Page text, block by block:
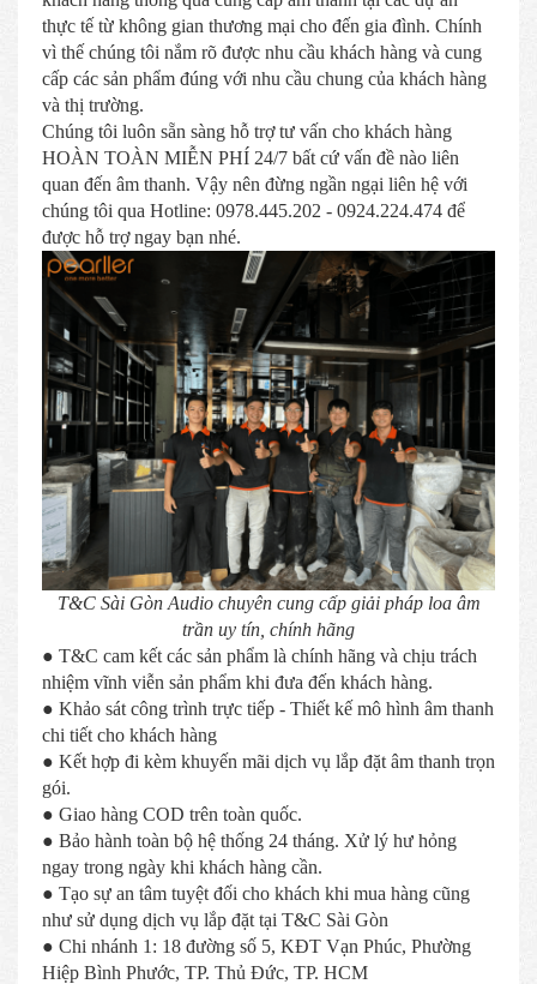
thực tế từ không gian thương mại cho đến gia đình. Chính
vì thế chúng tôi nắm rõ được nhu cầu khách hàng và cung
cấp các sản phẩm đúng với nhu cầu chung của khách hàng
và thị trường.
Chúng tôi luôn sẵn sàng hỗ trợ tư vấn cho khách hàng
HOÀN TOÀN MIỄN PHÍ 24/7 bất cứ vấn đề nào liên
quan đến âm thanh. Vậy nên đừng ngần ngại liên hệ với
chúng tôi qua Hotline: 0978.445.202 - 0924.224.474 để
được hỗ trợ ngay bạn nhé.
T&C Sài Gòn Audio chuyên cung cấp giải pháp loa âm
trần uy tín, chính hãng
● T&C cam kết các sản phẩm là chính hãng và chịu trách
nhiệm vĩnh viễn sản phẩm khi đưa đến khách hàng.
● Khảo sát công trình trực tiếp - Thiết kế mô hình âm thanh
chi tiết cho khách hàng
● Kết hợp đi kèm khuyến mãi dịch vụ lắp đặt âm thanh trọn
gói.
● Giao hàng COD trên toàn quốc.
● Bảo hành toàn bộ hệ thống 24 tháng. Xử lý hư hỏng
ngay trong ngày khi khách hàng cần.
● Tạo sự an tâm tuyệt đối cho khách khi mua hàng cũng
như sử dụng dịch vụ lắp đặt tại T&C Sài Gòn
● Chi nhánh 1: 18 đường số 5, KĐT Vạn Phúc, Phường
Hiệp Bình Phước, TP. Thủ Đức, TP. HCM